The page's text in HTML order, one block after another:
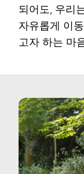
되어도, 우리
자유롭게 이
고자 하는 마